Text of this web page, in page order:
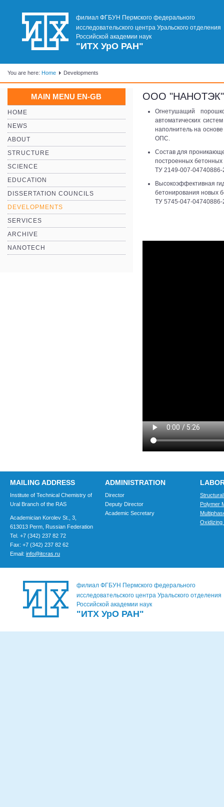
филиал ФГБУН Пермского федерального
исследовательского центра Уральского отделения
Российской академии наук
"ИТХ УрО РАН"
You are here: Home Developments
MAIN MENU EN-GB
HOME
NEWS
ABOUT
STRUCTURE
SCIENCE
EDUCATION
DISSERTATION COUNCILS
DEVELOPMENTS
SERVICES
ARCHIVE
NANOTECH
ООО "НАНОТЭК"
Огнетушащий
автоматических
наполнитель на
ОПС.
Состав для
построенных бетонных
ТУ 2149-007-
Высокоэффективная
бетонирования новых
ТУ 5745-047-
MAILING ADDRESS
Institute of Technical Chemistry of
Ural Branch of the RAS
Academician Korolev St., 3,
613013 Perm, Russian Federation
Tel. +7 (342) 237 82 72
Fax: +7 (342) 237 82 62
Email: info@itcras.ru
ADMINISTRATION
Director
Deputy Director
Academic Secretary
Polymer
Oxidizing
филиал ФГБУН Пермского федерального
исследовательского центра Уральского отделения
Российской академии наук
"ИТХ УрО РАН"